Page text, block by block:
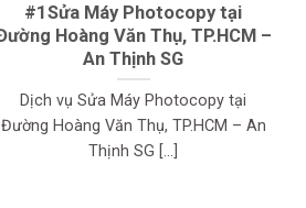
#1Sửa Máy Photocopy tại
Hoàng Văn Thụ, TP.HCM –
An Thịnh SG
Dịch vụ Sửa Máy Photocopy tại
Đường Hoàng Văn Thụ, TP.HCM – An
Thịnh SG [...]